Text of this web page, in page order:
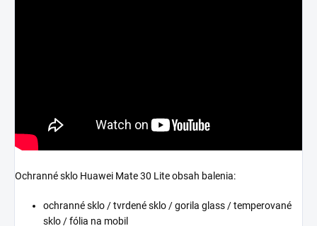
Ochranné sklo Huawei Mate 30 Lite obsah balenia:
ochranné sklo / tvrdené sklo / gorila glass / temperované
sklo / fólia na mobil